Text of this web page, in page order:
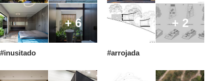
+ 6
#inusitado
+ 2
#arrojada